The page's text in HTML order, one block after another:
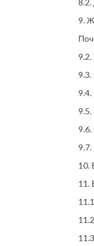
9.
9.3.
9.4.
9.5.
9.6.
9.7.
10.
11.